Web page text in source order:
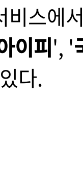
비스에
이피', '
다.